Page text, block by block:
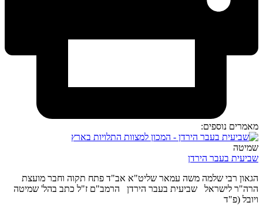
מאמרים נוספים:
שמיטה
שביעית בעבר הירדן
הגאון רבי שלמה משה עמאר שליט"א אב"ד פתח תקוה וחבר מועצת
הרה"ר לישראל שביעית בעבר הירדן הרמב"ם ז"ל כתב בהל' שמיטה
ויובל (פ"ד